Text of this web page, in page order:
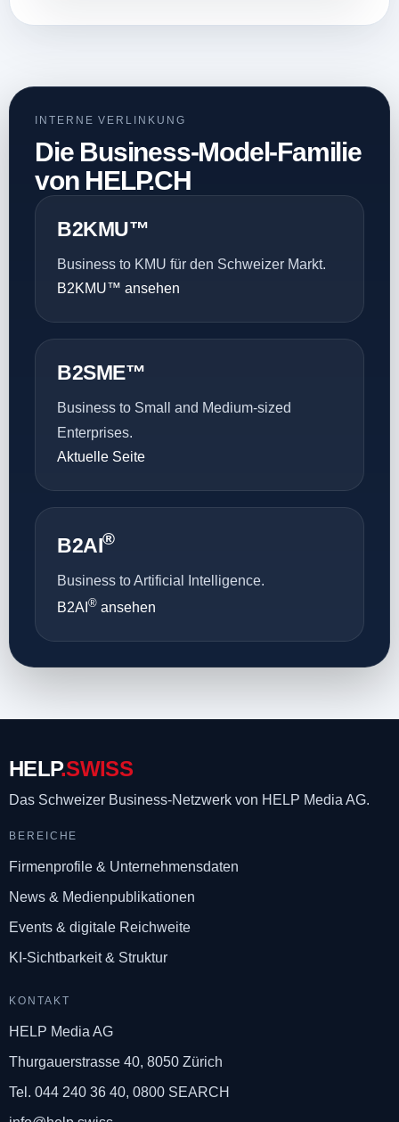
INTERNE VERLINKUNG
Die Business-Model-Familie
von HELP.CH
B2KMU™
Business to KMU für den Schweizer Markt.
B2KMU™ ansehen
B2SME™
Business to Small and Medium-sized
Enterprises.
Aktuelle Seite
B2AI®
Business to Artificial Intelligence.
B2AI ® ansehen
HELP.SWISS
Das Schweizer Business-Netzwerk von HELP Media AG.
BEREICHE
Firmenprofile & Unternehmensdaten
News & Medienpublikationen
Events & digitale Reichweite
KI-Sichtbarkeit & Struktur
KONTAKT
HELP Media AG
Thurgauerstrasse 40, 8050 Zürich
Tel. 044 240 36 40, 0800 SEARCH